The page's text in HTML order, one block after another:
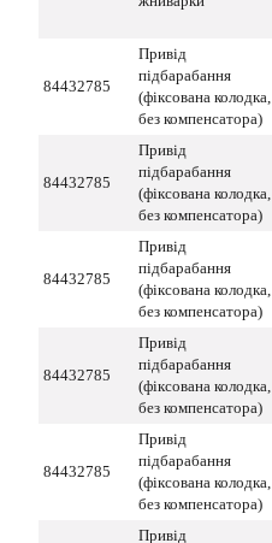
84432785
Привід
підбарабання
(фіксована колодка,
без компенсатора)
84432785
Привід
підбарабання
(фіксована колодка,
без компенсатора)
84432785
Привід
підбарабання
(фіксована колодка,
без компенсатора)
84432785
Привід
підбарабання
(фіксована колодка,
без компенсатора)
84432785
Привід
підбарабання
(фіксована колодка,
без компенсатора)
Привід